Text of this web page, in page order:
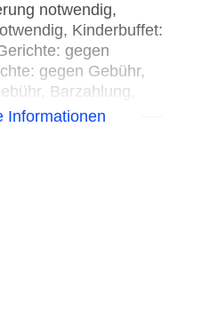
notwendig,
Kinderbuffet:
gegen
gegen Gebühr,
Barzahlung,
Anfrage &
Informationen